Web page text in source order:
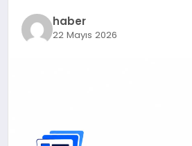
haber
22 Mayıs 2026